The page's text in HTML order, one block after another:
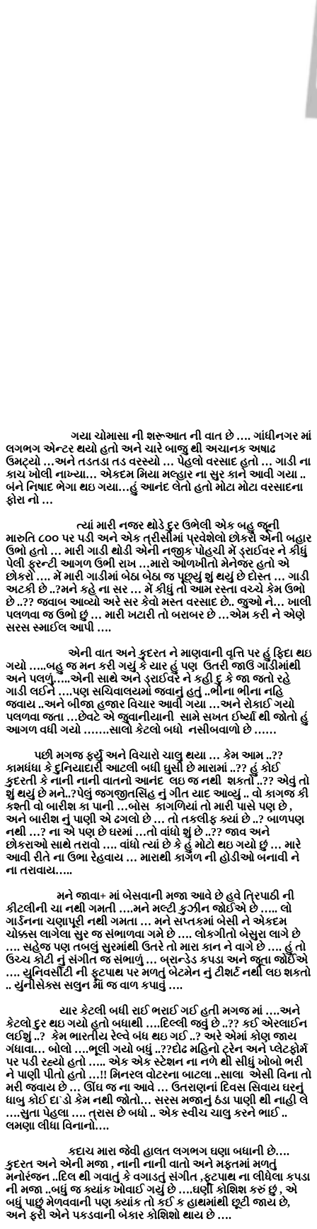
ગયા ચોમાસા ની શરૂઆત ની વાત છે …. ગાંધીનગર માં
લગભગ એન્ટર થયો હતો અને ચારે બાજુ થી અચાનક અષાઢ
ઉમટ્યો …અને તડતડા તડ વરસ્યો … પેહલો વરસાદ હતો … ગાડી ના
કાચ ખોલી નાખ્યા… એકદમ મિયા મલ્હાર ના સુર કાને આવી ગયા ..
બંને નિષાદ ભેગા થઇ ગયા…હું આનંદ લેતો હતો મોટા મોટા વરસાદના
ફોરા નો …
ત્યાં મારી નજર થોડે દુર ઉભેલી એક બહુ જૂની
મારુતિ ૮૦૦ પર પડી અને એક ત્રીસીમાં પ્રવેશેલો છોકરો એની બહાર
ઉભો હતો … મારી ગાડી થોડી એની નજીક પોહચી મેં ડ્રાઈવર ને કીધું
પેલી ફ્રન્ટી આગળ ઉભી રાખ …મારો ઓળખીતો મેનેજર હતો એ
છોકરો …. મેં મારી ગાડીમાં બેઠા બેઠા જ પૂછ્યું શું થયું છે દોસ્ત … ગાડી
અટકી છે ..?મને કહે ના સર … મેં કીધું તો આમ રસ્તા વચ્ચે કેમ ઉભો
છે ..?? જવાબ આવ્યો અરે સર કેવો મસ્ત વરસાદ છે.. જુઓ ને… ખાલી
પલળવા જ ઉભો છું … મારી ખટારી તો બરાબર છે …એમ કરી ને એણે
સરસ સ્માઈલ આપી ….
એની વાત અને કુદરત ને માણવાની વૃત્તિ પર હું ફિદા થઇ
ગયો …..બહુ જ મન કરી ગયું કે યાર હું પણ ઉતરી જાઉં ગાડીમાંથી
અને પલળું…..એની સાથે અને ડ્રાઈવર ને કહી દુ કે જા જતો રહે
ગાડી લઈને ….પણ સચિવાલયમાં જવાનું હતું ..ભીના ભીના નહિ
જવાય ..અને બીજા હજાર વિચાર આવી ગયા …અને રોકાઈ ગયો
પલળવા જતા …છેવટે એ જુવાનીયાની સામે સખત ઈર્ષ્યા થી જોતો હું
આગળ વધી ગયો …….સાલો કેટલો બધો નસીબવાળો છે ……
પછી મગજ ફર્યું અને વિચારો ચાલુ થયા … કેમ આમ ..??
કામધંધા કે દુનિયાદારી આટલી બધી ઘુસી છે મારામાં ..?? હું કોઈ
કુદરતી કે નાની નાની વાતનો આનંદ લઇ જ નથી શકતો ..?? એવું તો
શું થયું છે મને..?પેલું જગજીતસિંહ નું ગીત યાદ આવ્યું .. વો કાગજ કી
કશ્તી વો બારીશ કા પાની …બોસ કાગળિયાં તો મારી પાસે પણ છે ,
અને બારીશ નું પાણી એ ઢગલો છે … તો તકલીફ ક્યાં છે ..? બાળપણ
નથી …? ના એ પણ છે ઘરમાં …તો વાંધો શું છે ..?? જાવ અને
છોકરાઓ સાથે તરાવો …. વાંધો ત્યાં છે કે હું મોટો થઇ ગયો છું … મારે
આવી રીતે ના ઉભા રેહવાય … મારાથી કાગળ ની હોડીઓ બનાવી ને
ના તરાવાય…..
મને જાવા+ માં બેસવાની મજા આવે છે હવે ત્રિપાઠી ની
કીટલીની ચા નથી ગમતી ….મને મલ્ટી કુઝીન જોઈએ છે ….. લો
ગાર્ડનના ચણાપૂરી નથી ગમતા … મને સપ્તકમાં બેસી ને એકદમ
ચોક્કસ લાગેલા સુર જ સંભાળવા ગમે છે …. લોકગીતો બેસુરા લાગે છે
…. સહેજ પણ તબલું સુરમાંથી ઉતરે તો મારા કાન ને વાગે છે …. હું તો
ઉચ્ચ કોટી નું સંગીત જ સંભાળું … બ્રાન્ડેડ કપડા અને જૂતા જોઈએ
…. યુનિવર્સીટી ની ફૂટપાથ પર મળતું બેટમેન નું ટીશર્ટ નથી લઇ શકતો
.. યુંનીસેક્સ સલુન માં જ વાળ કપાવું ….
યાર કેટલી બધી રાઈ ભરાઈ ગઈ હતી મગજ માં ….અને
કેટલો દુર થઇ ગયો હતો બધાથી ….દિલ્લી જવું છે ..?? કઈ એરલાઈન
લઈશું ..? કેમ ભારતીય રેલ્વે બંધ થઇ ગઈ ..? અરે એમાં કોણ જાય
ગંધાવા… બોલો ….ભૂલી ગયો બધું ..??દોઢ મહિનો ટ્રેન અને પ્લેટફોર્મ
પર પડી રહ્યો હતો ….. એક એક સ્ટેશન ના નળે થી સીધું ખોબો ભરી
ને પાણી પીતો હતો …!! મિનરલ વોટરના બાટલા ..સાલા એસી વિના તો
મરી જવાય છે … ઊંઘ જ ના આવે … ઉતરાણનાં દિવસ સિવાય ઘરનું
ધાબુ કોઈ દા`ડો કેમ નથી જોતો… સરસ મજાનું ઠંડા પાણી થી નાહી લે
….સુતા પેહલા …. ત્રાસ છે બધો .. એક સ્વીચ ચાલુ કરને ભાઈ ..
લમણા લીધા વિનાનો….
કદાચ મારા જેવી હાલત લગભગ ઘણા બધાની છે….
કુદરત અને એની મજા , નાની નાની વાતો અને મફતમાં મળતું
મનોરંજન ..દિલ થી ગવાતું કે વગાડતું સંગીત ,ફૂટપાથ ના લીધેલા કપડા
ની મજા ..બધું જ ક્યાંક ખોવાઈ ગયું છે ….ઘણી કોશિશ કરું છું , એ
બધું પાછું મેળવવાની પણ ક્યાંક તો કઈ ક હાથમાંથી છૂટી જાય છે,
અને ફરી એને પકડવાની બેકાર કોશિશો થાય છે ….